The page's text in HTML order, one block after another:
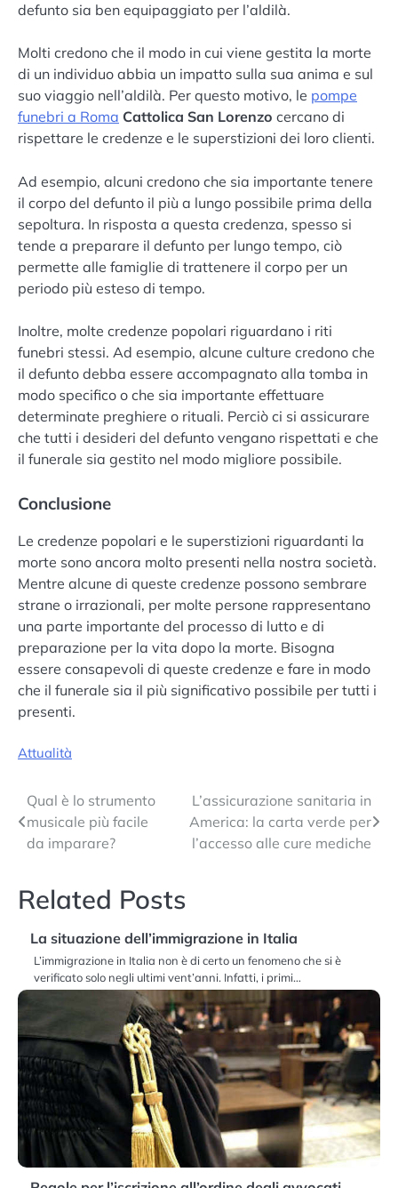
defunto sia ben equipaggiato per l’aldilà.
Molti credono che il modo in cui viene gestita la morte
di un individuo abbia un impatto sulla sua anima e sul
suo viaggio nell’aldilà. Per questo motivo, le pompe
funebri a Roma Cattolica San Lorenzo cercano di
rispettare le credenze e le superstizioni dei loro clienti.
Ad esempio, alcuni credono che sia importante tenere
il corpo del defunto il più a lungo possibile prima della
sepoltura. In risposta a questa credenza, spesso si
tende a preparare il defunto per lungo tempo, ciò
permette alle famiglie di trattenere il corpo per un
periodo più esteso di tempo.
Inoltre, molte credenze popolari riguardano i riti
funebri stessi. Ad esempio, alcune culture credono che
il defunto debba essere accompagnato alla tomba in
modo specifico o che sia importante effettuare
determinate preghiere o rituali. Perciò ci si assicurare
che tutti i desideri del defunto vengano rispettati e che
il funerale sia gestito nel modo migliore possibile.
Conclusione
Le credenze popolari e le superstizioni riguardanti la
morte sono ancora molto presenti nella nostra società.
Mentre alcune di queste credenze possono sembrare
strane o irrazionali, per molte persone rappresentano
una parte importante del processo di lutto e di
preparazione per la vita dopo la morte. Bisogna
essere consapevoli di queste credenze e fare in modo
che il funerale sia il più significativo possibile per tutti i
presenti.
Attualità
Navigazione
articoli
Qual è lo strumento
musicale più facile
da imparare?
L’assicurazione sanitaria in
America: la carta verde per
l’accesso alle cure mediche
Related Posts
La situazione dell’immigrazione in Italia
L’immigrazione in Italia non è di certo un fenomeno che si è
verificato solo negli ultimi vent’anni. Infatti, i primi…